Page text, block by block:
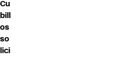
Cu
bill
os
so
lici